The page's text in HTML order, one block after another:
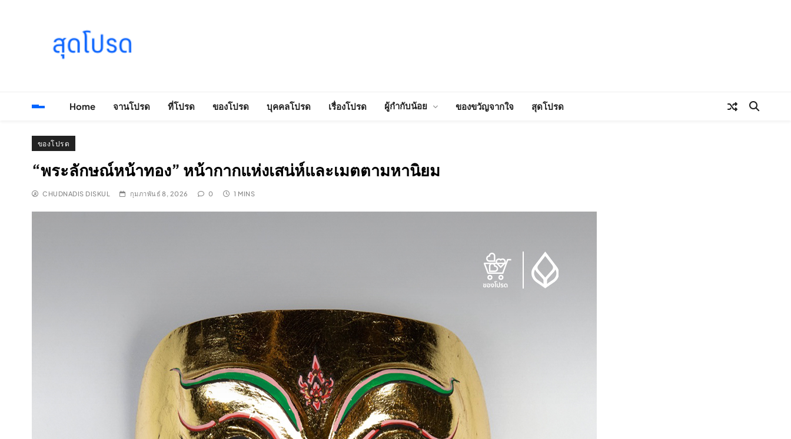
Home
จานโปรด ที่โปรด ของโปรด บุคคลโปรด เรื่องโปรด ผู้กำกับน้อย ของขวัญจากใจ สุดโปรด
ของโปรด
“พระลักษณ์หน้าทอง” หน้ากากแห่งเสน่ห์และเมตตามหานิยม
CHUDNADIS DISKUL กุมภาพันธ์ 8, 2026 0 1 MINS